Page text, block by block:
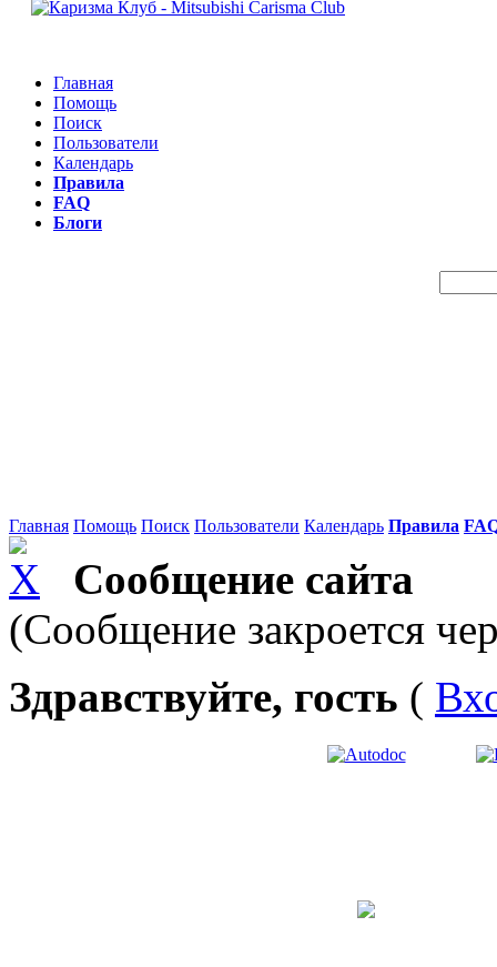
Главная
Помощь
Поиск
Пользователи
Календарь
Правила
FAQ
Блоги
Главная Помощь Поиск Пользователи Календарь Правила
Сообщение сайта
(Сообщение закроется
Здравствуйте, гость (